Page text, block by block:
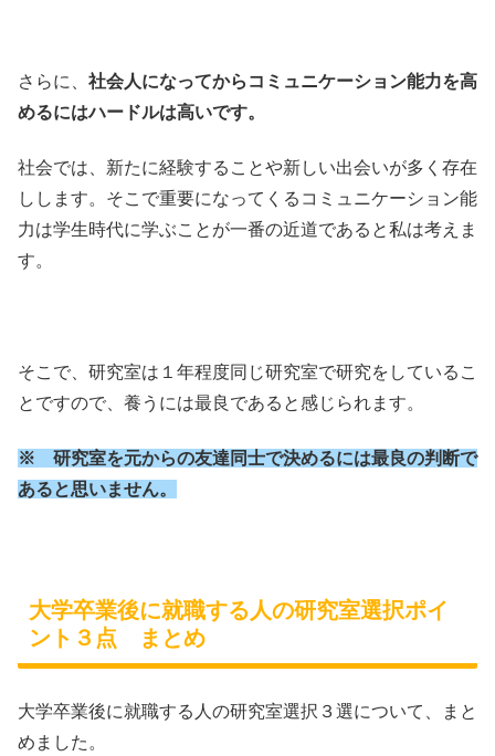
さらに、 社会人になってからコミュニケーション能力を高
めるにはハードルは高いです。
社会では、新たに経験することや新しい出会いが多く存在
しします。そこで重要になってくるコミュニケーション能
力は学生時代に学ぶことが一番の近道であると私は考えま
す。
そこで、研究室は１年程度同じ研究室で研究をしているこ
とですので、養うには最良であると感じられます。
※ 研究室を元からの友達同士で決めるには最良の判断で
あると思いません。
大学卒業後に就職する人の研究室選択ポイ
ント３点 まとめ
大学卒業後に就職する人の研究室選択３選について、まと
めました。